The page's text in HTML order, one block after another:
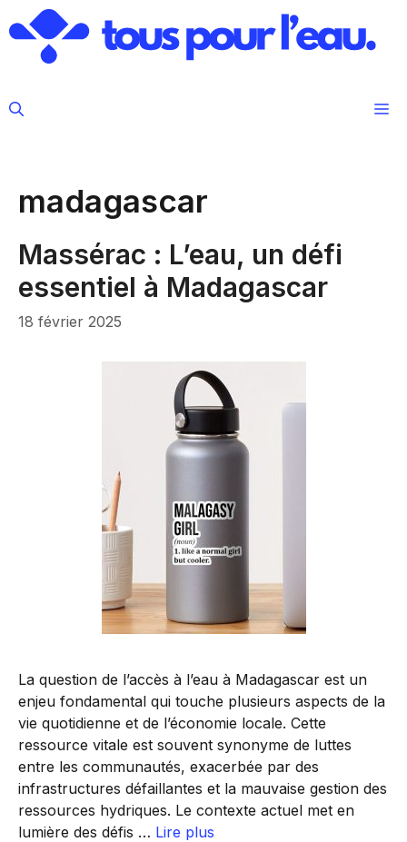
au
contenu
madagascar
Massérac : L’eau, un défi
essentiel à Madagascar
18 février 2025
La question de l’accès à l’eau à Madagascar est un
enjeu fondamental qui touche plusieurs aspects de la
vie quotidienne et de l’économie locale. Cette
ressource vitale est souvent synonyme de luttes
entre les communautés, exacerbée par des
infrastructures défaillantes et la mauvaise gestion des
ressources hydriques. Le contexte actuel met en
lumière des défis … Lire plus